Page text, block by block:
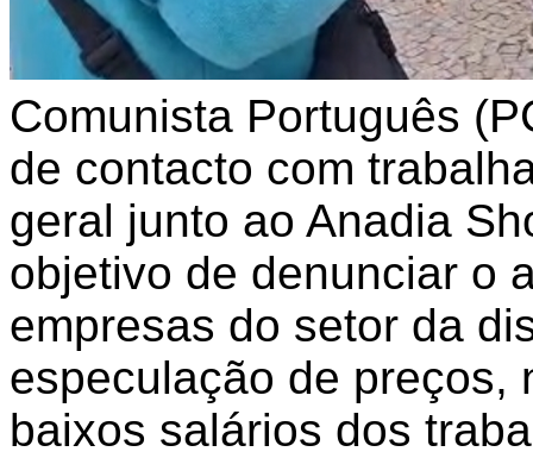
Comunista Português
de contacto com
geral junto ao Anadia
objetivo de denunciar o
empresas do setor da
especulação de preços,
baixos salários dos